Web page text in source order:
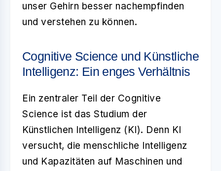
unser Gehirn besser nachempfinden
und verstehen zu können.
Cognitive Science und Künstliche
Intelligenz: Ein enges Verhältnis
Ein zentraler Teil der Cognitive
Science ist das Studium der
Künstlichen Intelligenz (KI). Denn KI
versucht, die menschliche Intelligenz
und Kapazitäten auf Maschinen und